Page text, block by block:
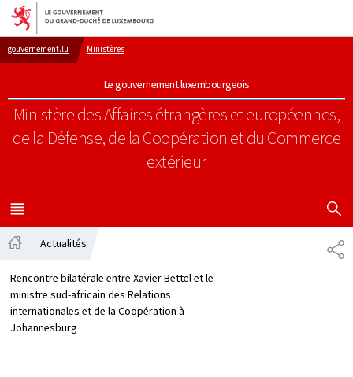
Aller au menu principal
Aller au contenu
gouvernement.lu Ministères
Le gouvernement luxembourgeois
Ministère des Affaires étrangères et européennes,
de la Défense, de la Coopération et du Commerce
extérieur
MENU
PRINCIPAL
Actualités
Rencontre bilatérale entre Xavier Bettel et le
ministre sud-africain des Relations
internationales et de la Coopération à
Johannesburg